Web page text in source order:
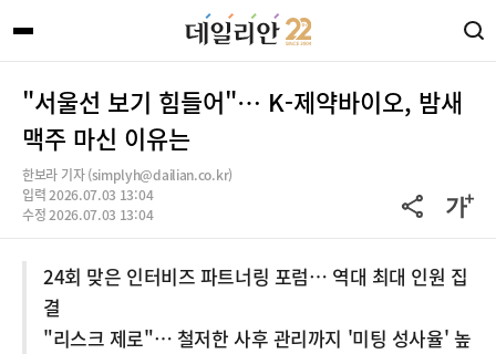
"서울선 보기 힘들어"… K-제약바이오, 밤새
맥주 마신 이유는
한보라 기자 (simplyh@dailian.co.kr)
입력 2026.07.03 13:04
수정 2026.07.03 13:04
24회 맞은 인터비즈 파트너링 포럼… 역대 최대 인원 집
결
"리스크 제로"… 철저한 사후 관리까지 '미팅 성사율' 높